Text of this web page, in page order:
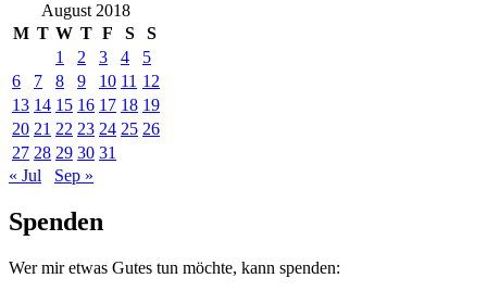
August 2018
M T W T F S
S
1
2 3 4
5
6
7 8 9 10 11 12
13 14 15 16 17 18 19
20 21 22 23 24 25 26
27 28 29 30 31
« Jul
Sep »
Spenden
Wer mir etwas Gutes tun möchte, kann spenden: